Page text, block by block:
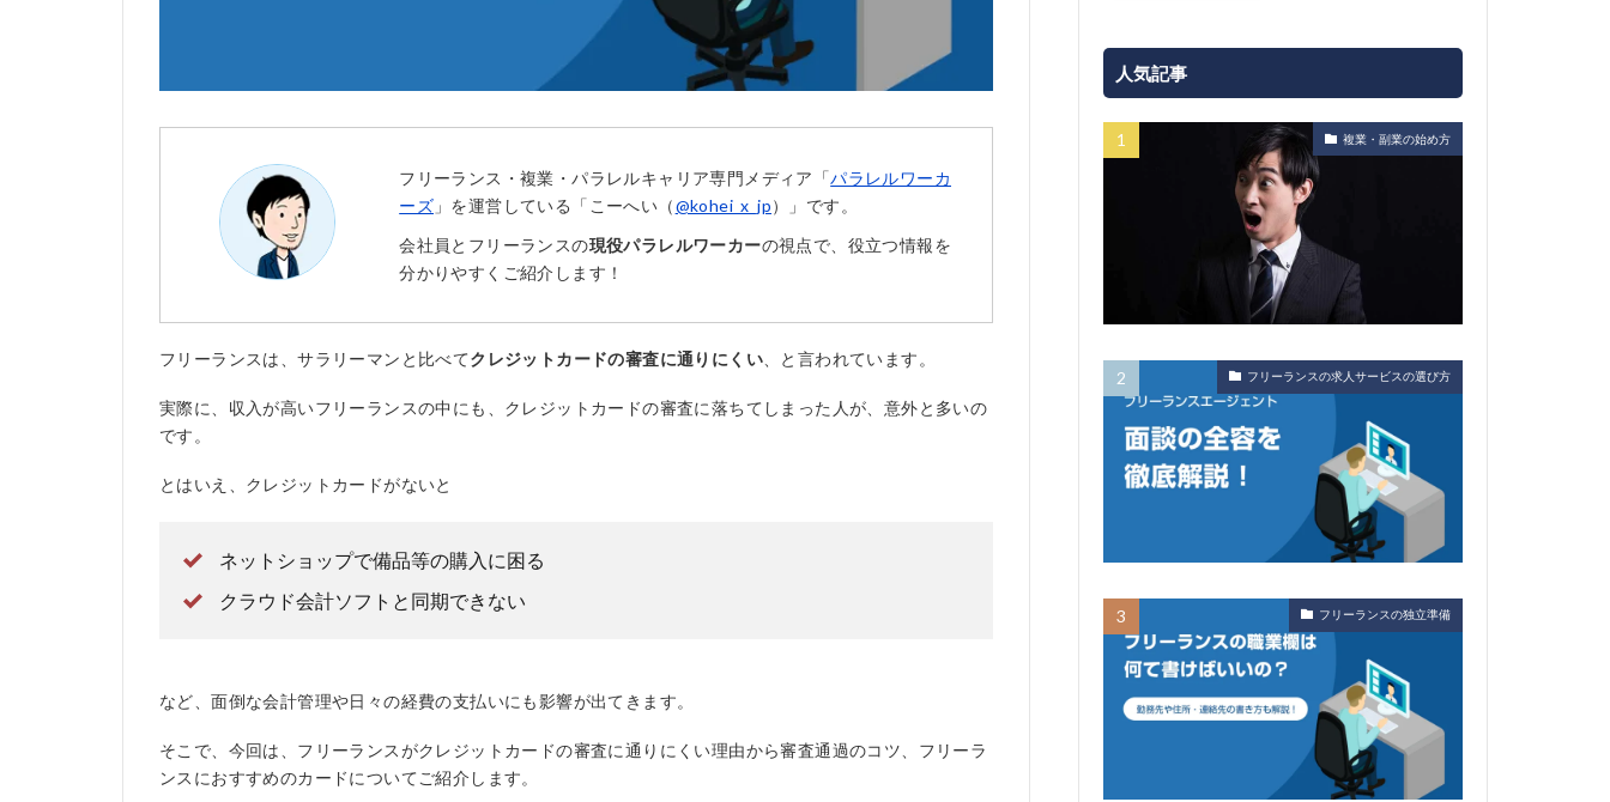
フリーランス・複業・パラレルキャリア専門メディア「パラレルワーカ
ーズ 」を運営している「こーへい（@kohei_x_jp）」です。
会社員とフリーランスの現役パラレルワーカーの視点で、役立つ情報を
分かりやすくご紹介します！
フリーランスは、サラリーマンと比べてクレジットカードの審査に通りにくい 、と言われています。
実際に、収入が高いフリーランスの中にも、クレジットカードの審査に落ちてしまった人が、意外と多いの
です。
とはいえ、クレジットカードがないと
ネットショップで備品等の購入に困る
クラウド会計ソフトと同期できない
など、面倒な会計管理や日々の経費の支払いにも影響が出てきます。
そこで、今回は、フリーランスがクレジットカードの審査に通りにくい理由から審査通過のコツ、フリーラ
ンスにおすすめのカードについてご紹介します。
人気記事
複業・副業の始め方
フリーランスの求人サービスの選び方
フリーランスの独立準備